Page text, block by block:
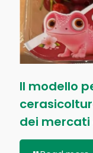
Il modello
dei